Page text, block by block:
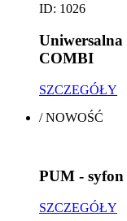
ID: 1026
COMBI
SZCZEGÓŁY
/NOWOŚĆ
PUM -
SZCZEGÓŁY